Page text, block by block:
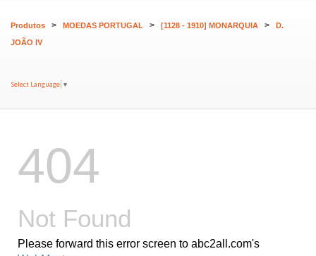
Produtos > MOEDAS PORTUGAL > [1128 - 1910] MONARQUIA > D.
JOÃO IV
Select Language ▼